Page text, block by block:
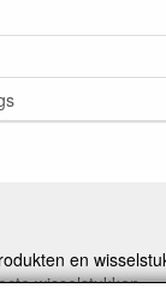
en
wisselstukken